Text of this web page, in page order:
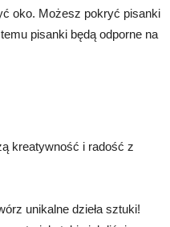
oko. Możesz pokryć pisanki
pisanki będą odporne na
kreatywność i radość z
unikalne dzieła sztuki!